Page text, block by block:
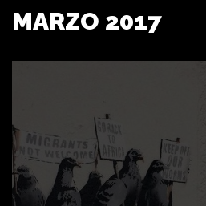
MARZO 2017